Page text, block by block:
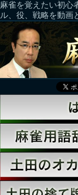
麻雀を覚えたい初心
ル、役、戦略を動画